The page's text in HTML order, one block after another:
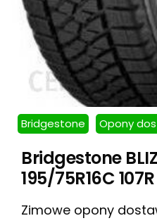
Bridgestone Opony
Bridgestone
195/75R16C 107R
Zimowe opony